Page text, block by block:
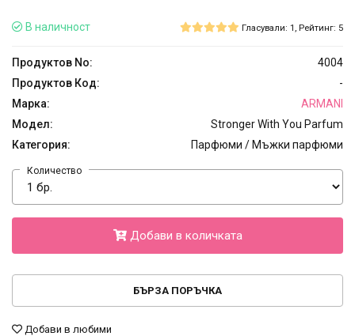
В наличност Гласували: 1, Рейтинг: 5
Продуктов No:
4004
Продуктов Код:
-
Марка:
ARMANI
Модел:
Stronger With You Parfum
Категория:
Парфюми / Мъжки парфюми
Количество
Добави в количката
БЪРЗА ПОРЪЧКА
Добави в любими